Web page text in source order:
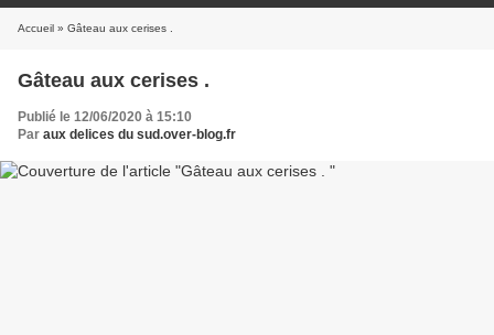
Accueil » Gâteau aux cerises .
Gâteau aux cerises .
Publié le 12/06/2020 à 15:10
Par aux delices du sud.over-blog.fr